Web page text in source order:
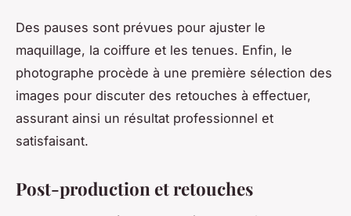
Des pauses sont prévues pour ajuster le
maquillage, la coiffure et les tenues. Enfin, le
photographe procède à une première sélection des
images pour discuter des retouches à effectuer,
assurant ainsi un résultat professionnel et
satisfaisant.
Post-production et retouches